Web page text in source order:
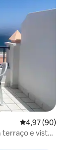
4,97 de uma
4,97 (90)
terraço e vista